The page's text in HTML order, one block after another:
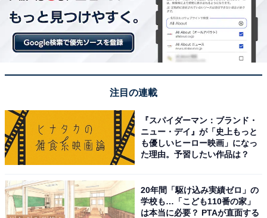
※掲載されている情報は記事公開時のものです。あらか
じめご了承ください。また、記事中の宿泊プランを予約
すると、売上の一部がオールアバウトに還元されること
この記事の執筆者： All About ニュース お買
Amazonのセール商品から売れ筋ランキングまで、毎日のお買いも
のがもっと楽しく、もっとお得になる情報をお届け。編集部員によ
る独自レビューなど、ここでしか手に入らない情報も満載です。
...続きを読む
注目の連載
『スパイダーマン：ブランド・
ニュー・デイ』が「史上もっと
も優しいヒーロー映画」になっ
た理由。予習したい作品は？
20年間「駆け込み実績ゼロ」の
学校も…「こども110番の家」
は本当に必要？ PTAが直面する